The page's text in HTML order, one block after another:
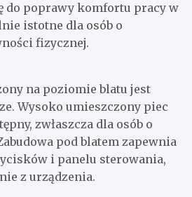
do poprawy komfortu pracy w
istotne dla osób o
fizycznej.
na poziomie blatu jest
Wysoko umieszczony piec
zwłaszcza dla osób o
pod blatem zapewnia
i panelu sterowania,
z urządzenia.